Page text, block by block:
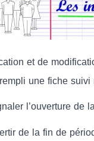
et de
une fiche
l’ouverture de
de la fin de